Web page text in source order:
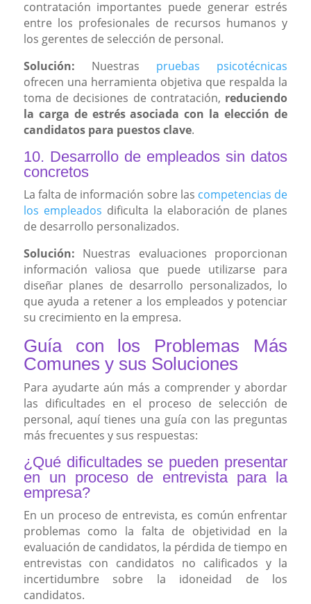
contratación importantes puede generar estrés
entre los profesionales de recursos humanos y
los gerentes de selección de personal.
Solución: Nuestras pruebas psicotécnicas
ofrecen una herramienta objetiva que respalda la
toma de decisiones de contratación, reduciendo
la carga de estrés asociada con la elección de
candidatos para puestos clave.
10. Desarrollo de empleados sin datos
concretos
La falta de información sobre las competencias de
los empleados dificulta la elaboración de planes
de desarrollo personalizados.
Solución: Nuestras evaluaciones proporcionan
información valiosa que puede utilizarse para
diseñar planes de desarrollo personalizados, lo
que ayuda a retener a los empleados y potenciar
su crecimiento en la empresa.
Guía con los Problemas Más
Comunes y sus Soluciones
Para ayudarte aún más a comprender y abordar
las dificultades en el proceso de selección de
personal, aquí tienes una guía con las preguntas
más frecuentes y sus respuestas:
¿Qué dificultades se pueden presentar
en un proceso de entrevista para la
empresa?
En un proceso de entrevista, es común enfrentar
problemas como la falta de objetividad en la
evaluación de candidatos, la pérdida de tiempo en
entrevistas con candidatos no calificados y la
incertidumbre sobre la idoneidad de los
candidatos.